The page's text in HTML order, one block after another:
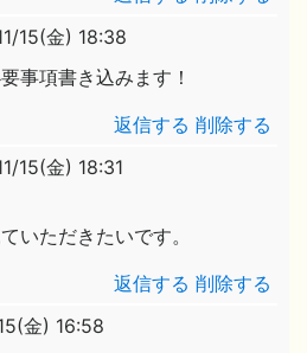
15(金) 18:38
事項書き込みます！
返信する 削除する
15(金) 18:31
いただきたいです。
返信する 削除する
金) 16:58